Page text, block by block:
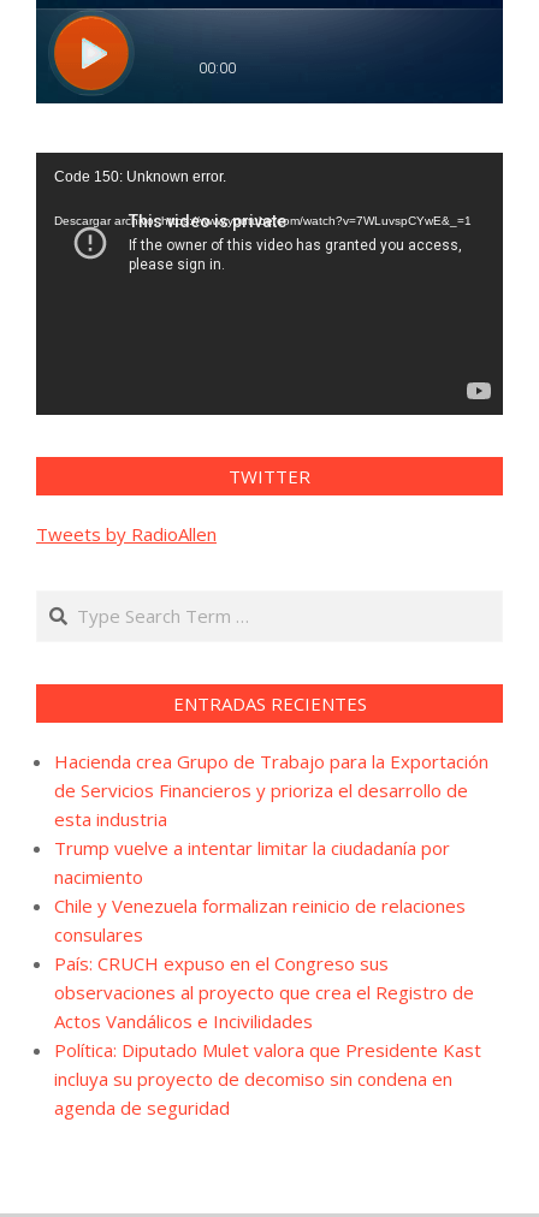
Reproductor
vídeo
Code 150: Unknown error.
Descargar archivo: https://www.youtube.com/watch?v=7WLuvspCYwE&_=1
TWITTER
Tweets by RadioAllen
Search
ENTRADAS RECIENTES
Hacienda crea Grupo de Trabajo para la Exportación
de Servicios Financieros y prioriza el desarrollo de
esta industria
Trump vuelve a intentar limitar la ciudadanía por
nacimiento
Chile y Venezuela formalizan reinicio de relaciones
consulares
País: CRUCH expuso en el Congreso sus
observaciones al proyecto que crea el Registro de
Actos Vandálicos e Incivilidades
Política: Diputado Mulet valora que Presidente Kast
incluya su proyecto de decomiso sin condena en
agenda de seguridad